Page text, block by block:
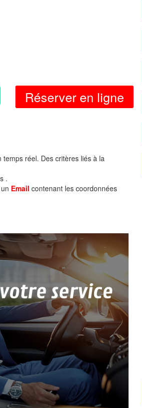
Réserver en ligne
réel. Des critères liés à la
.
Email contenant les coordonnées